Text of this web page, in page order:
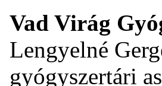
Vad Virág
Lengyelné
gyógyszertári